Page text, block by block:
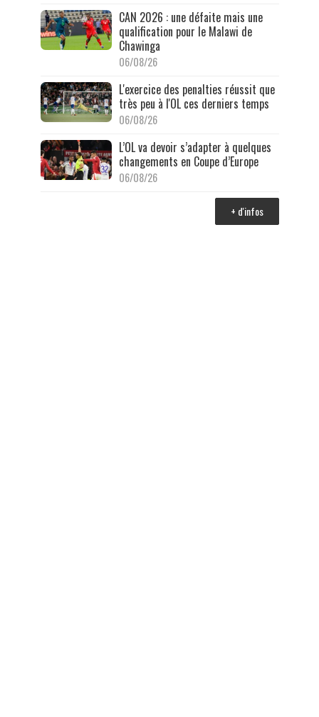
CAN 2026 : une défaite mais une
qualification pour le Malawi de
Chawinga
06/08/26
L'exercice des penalties réussit que
très peu à l'OL ces derniers temps
06/08/26
L’OL va devoir s’adapter à quelques
changements en Coupe d’Europe
06/08/26
+ d'infos